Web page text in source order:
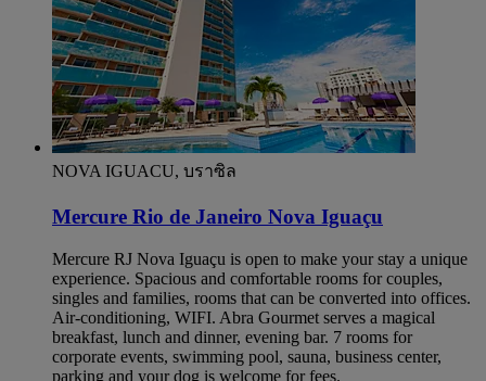
NOVA IGUACU, บราซิล
Mercure Rio de Janeiro Nova Iguaçu
Mercure RJ Nova Iguaçu is open to make your stay a unique
experience. Spacious and comfortable rooms for couples,
singles and families, rooms that can be converted into offices.
Air-conditioning, WIFI. Abra Gourmet serves a magical
breakfast, lunch and dinner, evening bar. 7 rooms for
corporate events, swimming pool, sauna, business center,
parking and your dog is welcome for fees.